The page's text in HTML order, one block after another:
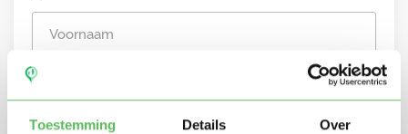
Toestemming Details Over